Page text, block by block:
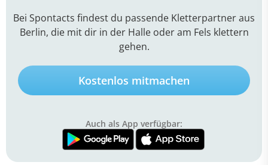
Bei Spontacts findest du passende Kletterpartner aus
Berlin, die mit dir in der Halle oder am Fels klettern
gehen.
Kostenlos mitmachen
Auch als App verfügbar: